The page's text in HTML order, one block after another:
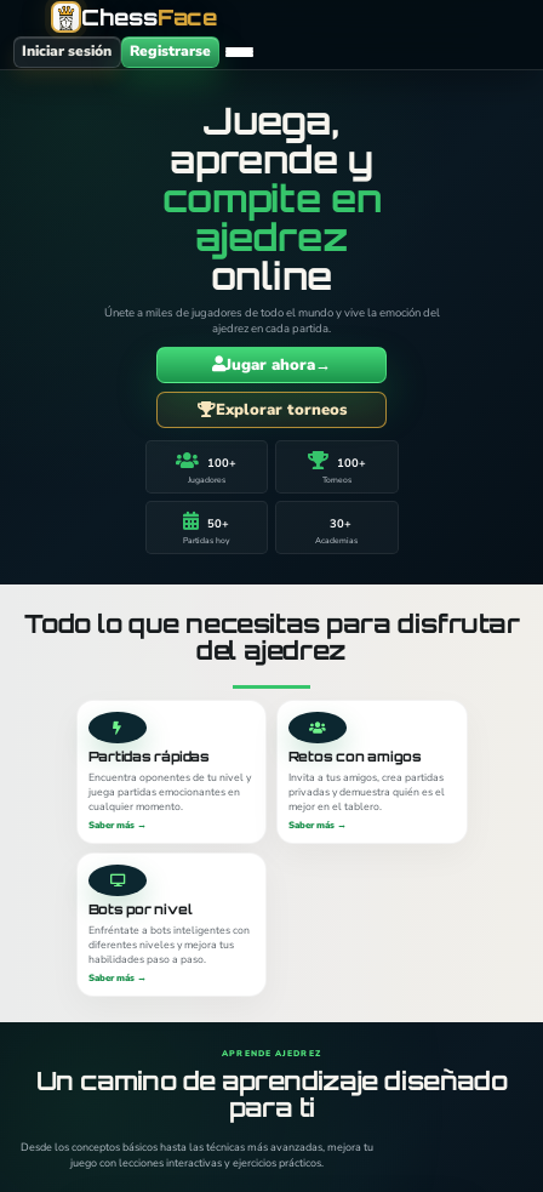
ChessFace
Iniciar sesión Registrarse
Juega,
aprende y
compite en
ajedrez
online
Únete a miles de jugadores de todo el mundo y vive la emoción del
ajedrez en cada partida.
Jugar ahora→
Explorar torneos
100+
Jugadores
100+
Torneos
50+
Partidas hoy
30+
Academias
Todo lo que necesitas para disfrutar
del ajedrez
Partidas rápidas
Encuentra oponentes de tu nivel y
juega partidas emocionantes en
cualquier momento.
Saber más →
Retos con amigos
Invita a tus amigos, crea partidas
privadas y demuestra quién es el
mejor en el tablero.
Saber más →
Bots por nivel
Enfréntate a bots inteligentes con
diferentes niveles y mejora tus
habilidades paso a paso.
Saber más →
APRENDE AJEDREZ
Un camino de aprendizaje diseñado
para ti
Desde los conceptos básicos hasta las técnicas más avanzadas, mejora tu
juego con lecciones interactivas y ejercicios prácticos.